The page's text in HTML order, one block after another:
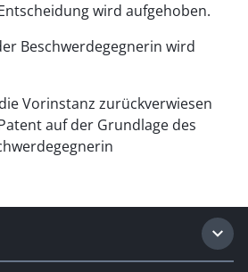
wird aufgehoben.
Beschwerdegegnerin wird
Vorinstanz zurückverwiesen
auf der Grundlage des